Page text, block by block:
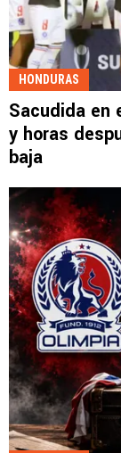
HONDURAS
Sacudida en
y horas
baja